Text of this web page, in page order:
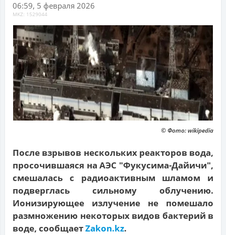
06:59, 5 февраля 2026
MKZ: 1529044
© Фото: wikipedia
После взрывов нескольких реакторов вода,
просочившаяся на АЭС "Фукусима-Дайичи",
смешалась с радиоактивным шламом и
подверглась сильному облучению.
Ионизирующее излучение не помешало
размножению некоторых видов бактерий в
воде, сообщаетZakon.kz.